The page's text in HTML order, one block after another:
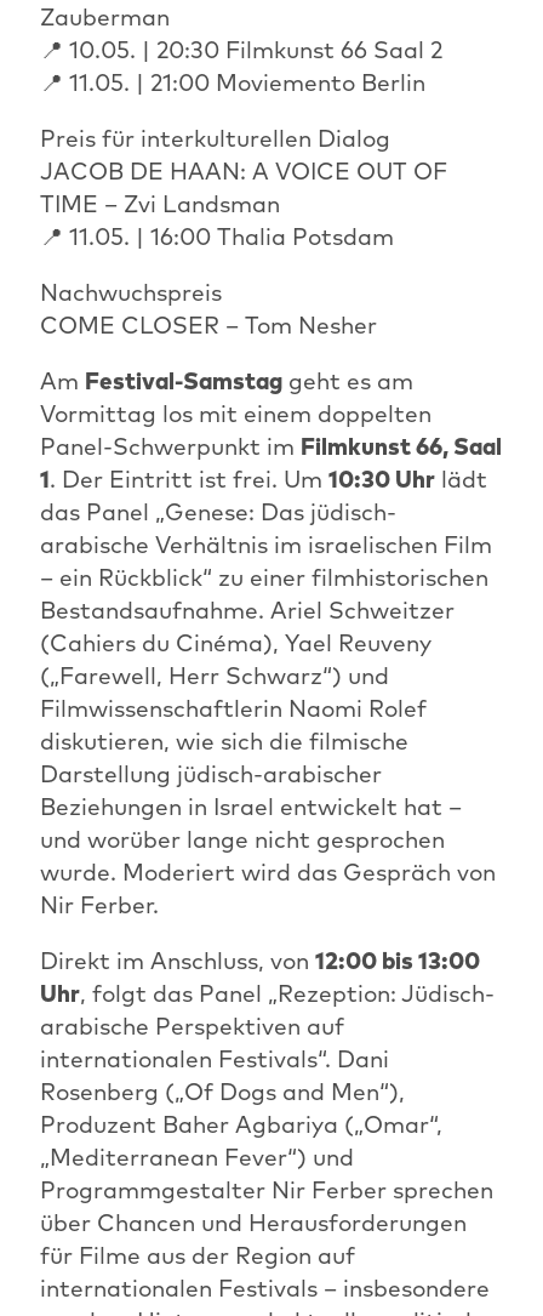
Zauberman
📍 10.05. | 20:30 Filmkunst 66 Saal 2
📍 11.05. | 21:00 Moviemento Berlin
Preis für interkulturellen Dialog
JACOB DE HAAN: A VOICE OUT OF
TIME – Zvi Landsman
📍 11.05. | 16:00 Thalia Potsdam
Nachwuchspreis
COME CLOSER – Tom Nesher
Am Festival-Samstaggeht es am
Vormittag los mit einem doppelten
Panel-Schwerpunkt im Filmkunst 66, Saal
1. Der Eintritt ist frei. Um 10:30 Uhrlädt
das Panel „Genese: Das jüdisch-
arabische Verhältnis im israelischen Film
– ein Rückblick“ zu einer filmhistorischen
Bestandsaufnahme. Ariel Schweitzer
(Cahiers du Cinéma), Yael Reuveny
(„Farewell, Herr Schwarz“) und
Filmwissenschaftlerin Naomi Rolef
diskutieren, wie sich die filmische
Darstellung jüdisch-arabischer
Beziehungen in Israel entwickelt hat –
und worüber lange nicht gesprochen
wurde. Moderiert wird das Gespräch von
Nir Ferber.
Direkt im Anschluss, von 12:00 bis 13:00
Uhr, folgt das Panel „Rezeption: Jüdisch-
arabische Perspektiven auf
internationalen Festivals“. Dani
Rosenberg („Of Dogs and Men“),
Produzent Baher Agbariya („Omar“,
„Mediterranean Fever“) und
Programmgestalter Nir Ferber sprechen
über Chancen und Herausforderungen
für Filme aus der Region auf
internationalen Festivals – insbesondere